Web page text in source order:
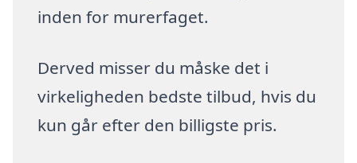
inden for murerfaget.
Derved misser du måske det i
virkeligheden bedste tilbud, hvis du
kun går efter den billigste pris.